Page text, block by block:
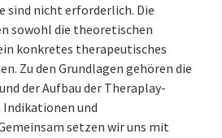
sind nicht erforderlich. Die
sowohl die theoretischen
konkretes therapeutisches
Zu den Grundlagen gehören die
der Aufbau der Theraplay-
Indikationen und
setzen wir uns mit